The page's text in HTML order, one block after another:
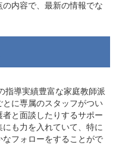
内容で、最新の情報でな
指導実績豊富な家庭教師派
に専属のスタッフがつい
と面談したりするサポー
も力を入れていて、特に
フォローをすることがで